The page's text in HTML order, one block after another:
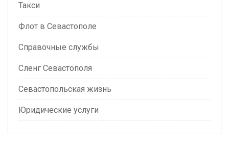
Такси
Флот в Севастополе
Справочные службы
Сленг Севастополя
Севастопольская жизнь
Юридические услуги